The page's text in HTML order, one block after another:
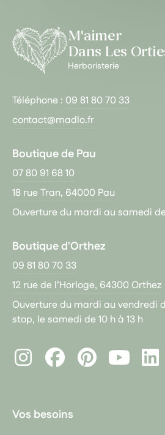
M'aimer
Dans Les
Herboristerie
Téléphone : 09 81 80 70 33
contact@madlo.fr
Boutique de Pau
07 80 91 68 10
18 rue Tran, 64000 Pau
Ouverture du mardi au samedi
Boutique d'Orthez
09 81 80 70 33
12 rue de l’Horloge, 64300 Orthez
Ouverture du mardi au vendredi
stop, le samedi de 10 h à 13 h
InstagramFacebookPinterest
Vos besoins